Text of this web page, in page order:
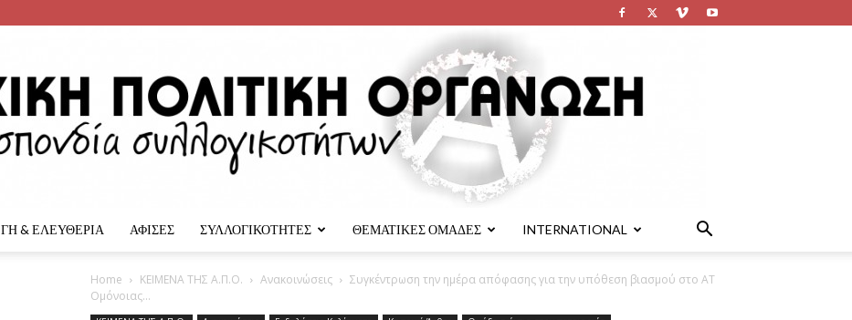
ΓΗ & ΕΛΕΥΘΕΡΙΑ ΑΦΙΣΕΣ ΣΥΛΛΟΓΙΚΟΤΗΤΕΣ ΘΕΜΑΤΙΚΕΣ ΟΜΑΔΕΣ INTERNATIONAL
Home ΚΕΙΜΕΝΑ ΤΗΣ Α.Π.Ο. Ανακοινώσεις
Συγκέντρωση την ημέρα απόφασης για την υπόθεση βιασμού στο ΑΤ
Ομόνοιας...